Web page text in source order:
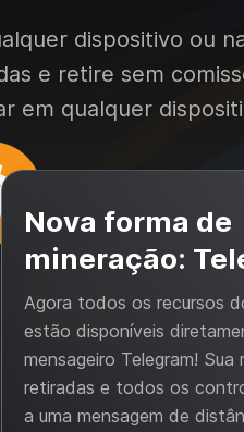
dispositivo ou
e retire sem
em qualquer
Nova forma de
mineração:
Agora todos os recursos
estão disponíveis
mensageiro Telegram! Sua
retiradas e todos os
a uma mensagem de